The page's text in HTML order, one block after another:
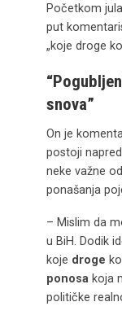
Početkom
put
„koje droge
snova”
On je
postoji
neke važne
ponašanja
– Mislim da
u BiH. Dodik
koje droge
ponosakoja
političke